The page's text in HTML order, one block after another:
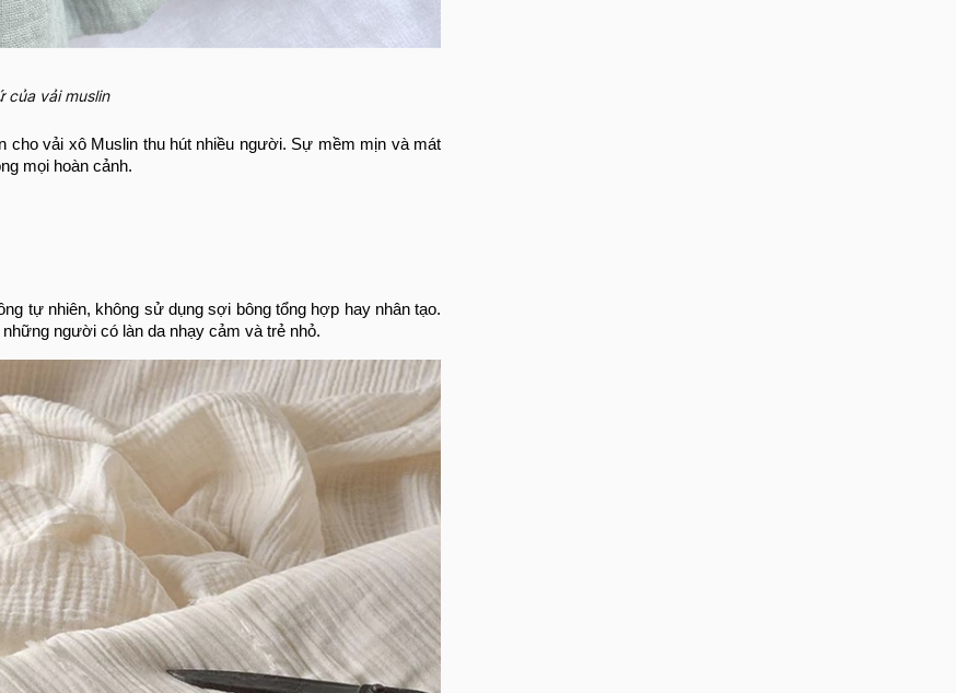
của vải muslin
cho vải xô Muslin thu hút nhiều người. Sự mềm mịn và mát
mọi hoàn cảnh.
tự nhiên, không sử dụng sợi bông tổng hợp hay nhân tạo.
người có làn da nhạy cảm và trẻ nhỏ.